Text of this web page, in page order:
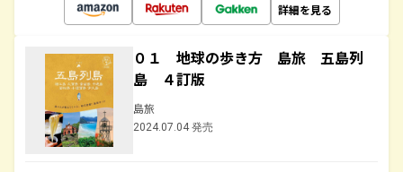
詳細を見る
０１ 地球の歩き方 島旅 五島列
島 ４訂版
島旅
2024.07.04 発売